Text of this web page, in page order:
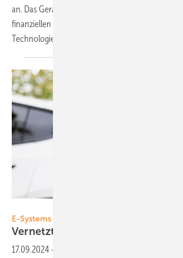
an. Das Gerät nutzt die vorhandene
finanziellen Vorteile an die Kunden weiter. Dafür
Technologie des Unternehmens gleich
E-Systems MTG
Vernetzte Wallbox lädt
17.09.2024 -